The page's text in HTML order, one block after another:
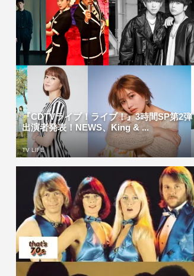
『CDTVライブ！ライブ！』3時間SP第2弾
出演者発表！NEWS、King & ...
TV LIFE